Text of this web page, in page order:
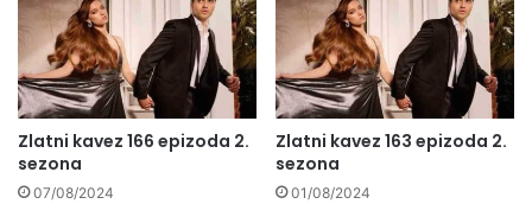
Zlatni kavez 166 epizoda 2.
sezona
07/08/2024
Zlatni kavez 163 epizoda 2.
sezona
01/08/2024